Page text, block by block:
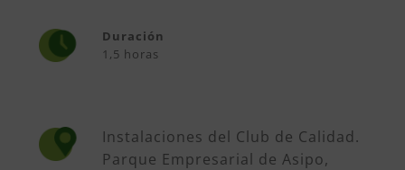
Duración
1,5 horas
Instalaciones del Club de Calidad.
Parque Empresarial de Asipo,